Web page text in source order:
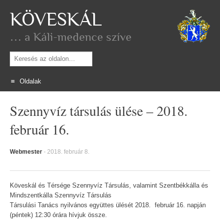
KÖVESKÁL
… a Káli-medence szíve
Keresés
Oldalak
Szennyvíz társulás ülése – 2018.
február 16.
Webmester - 2018. február 8.
Köveskál és Térsége Szennyvíz Társulás, valamint Szentbékkálla és
Mindszentkálla Szennyvíz Társulás
Társulási Tanács nyilvános együttes ülését 2018. február 16. napján
(péntek) 12:30 órára hívjuk össze.